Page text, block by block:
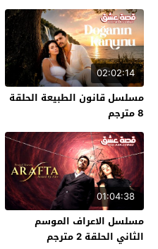
02:02:14
مسلسل قانون الطبيعة الحلقة
8 مترجم
01:04:38
مسلسل الاعراف الموسم
الثاني الحلقة 2 مترجم